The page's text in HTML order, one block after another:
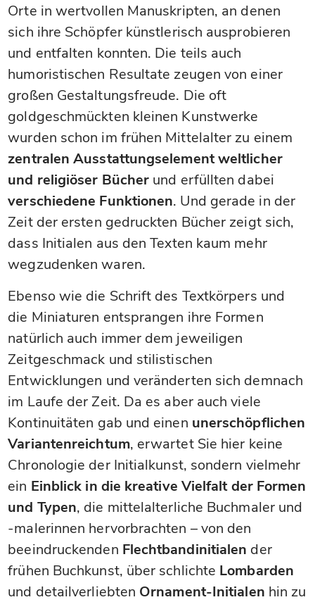
Orte in wertvollen Manuskripten, an denen
sich ihre Schöpfer künstlerisch ausprobieren
und entfalten konnten. Die teils auch
humoristischen Resultate zeugen von einer
großen Gestaltungsfreude. Die oft
goldgeschmückten kleinen Kunstwerke
wurden schon im frühen Mittelalter zu einem
zentralen Ausstattungselement weltlicher
und religiöser Bücher und erfüllten dabei
verschiedene Funktionen. Und gerade in der
Zeit der ersten gedruckten Bücher zeigt sich,
dass Initialen aus den Texten kaum mehr
wegzudenken waren.
Ebenso wie die Schrift des Textkörpers und
die Miniaturen entsprangen ihre Formen
natürlich auch immer dem jeweiligen
Zeitgeschmack und stilistischen
Entwicklungen und veränderten sich demnach
im Laufe der Zeit. Da es aber auch viele
Kontinuitäten gab und einen unerschöpflichen
Variantenreichtum, erwartet Sie hier keine
Chronologie der Initialkunst, sondern vielmehr
ein Einblick in die kreative Vielfalt der Formen
und Typen, die mittelalterliche Buchmaler und
-malerinnen hervorbrachten – von den
beeindruckenden Flechtbandinitialen der
frühen Buchkunst, über schlichte Lombarden
und detailverliebten Ornament-Initialen hin zu